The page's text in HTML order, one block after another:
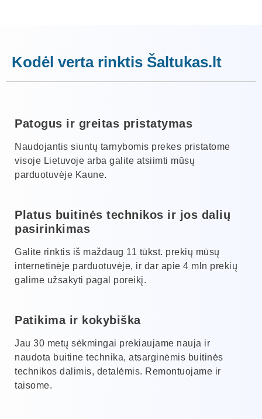
Kodėl verta rinktis Šaltukas.lt
Patogus ir greitas pristatymas
Naudojantis siuntų tarnybomis prekes pristatome
visoje Lietuvoje arba galite atsiimti mūsų
parduotuvėje Kaune.
Platus buitinės technikos ir jos dalių
pasirinkimas
Galite rinktis iš maždaug 11 tūkst. prekių mūsų
internetinėje parduotuvėje, ir dar apie 4 mln prekių
galime užsakyti pagal poreikį.
Patikima ir kokybiška
Jau 30 metų sėkmingai prekiaujame nauja ir
naudota buitine technika, atsarginėmis buitinės
technikos dalimis, detalėmis. Remontuojame ir
taisome.